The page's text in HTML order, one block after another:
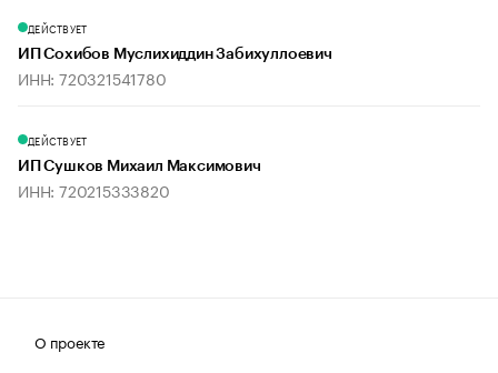
ДЕЙСТВУЕТ
ИП Сохибов Муслихиддин Забихуллоевич
ИНН: 720321541780
ДЕЙСТВУЕТ
ИП Сушков Михаил Максимович
ИНН: 720215333820
О проекте